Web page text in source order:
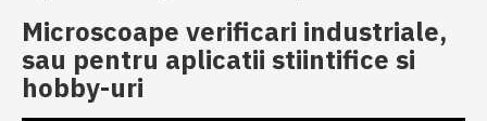
Microscoape verificari industriale,
sau pentru aplicatii stiintifice si
hobby-uri